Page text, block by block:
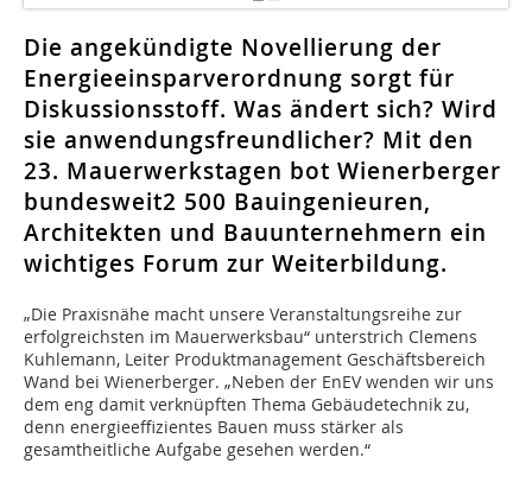
Die angekündigte Novellierung der
Energieeinsparverordnung sorgt für
Diskussionsstoff. Was ändert sich? Wird
sie anwendungsfreundlicher? Mit den
23. Mauerwerkstagen bot Wienerberger
bundesweit2 500 Bauingenieuren,
Architekten und Bauunternehmern ein
wichtiges Forum zur Weiterbildung.
„Die Praxisnähe macht unsere Veranstaltungsreihe zur
erfolgreichsten im Mauerwerksbau“ unterstrich Clemens
Kuhlemann, Leiter Produktmanagement Geschäftsbereich
Wand bei Wienerberger. „Neben der EnEV wenden wir uns
dem eng damit verknüpften Thema Gebäudetechnik zu,
denn energieeffizientes Bauen muss stärker als
gesamtheitliche Aufgabe gesehen werden.“